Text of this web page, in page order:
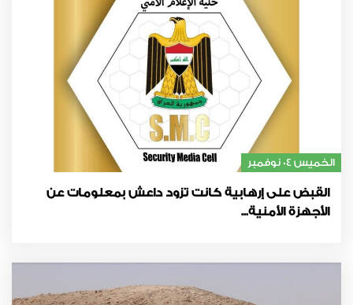
الخميس 04 نوفمبر
القبض على إرهابية كانت تزود داعش بمعلومات عن
الأجهزة الأمنية...